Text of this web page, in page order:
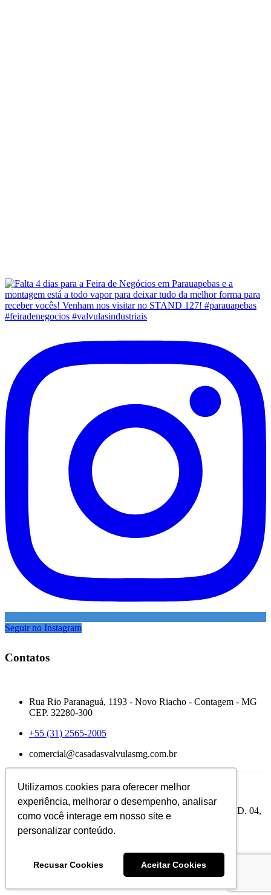
Utilizamos cookies para oferecer melhor
experiência, melhorar o desempenho, analisar
como você interage em nosso site e
personalizar conteúdo.
Recusar Cookies Aceitar Cookies
Seguir no Instagram
Contatos
Rua Rio Paranaguá, 1193 - Novo Riacho - Contagem - MG
CEP. 32280-300
+55 (31) 2565-2005
comercial@casadasvalvulasmg.com.br
FILIAL — PARÁ
PA 275 – Rodovia Faisal Salmen – Cidade Jardim – QD. 04,
LT.11 – Parauapebas – PA
vendaspa@casadasvalvulasmg.com.br